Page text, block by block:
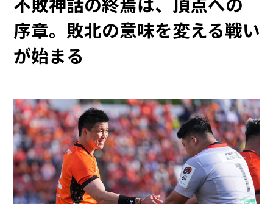
序章。敗北の意味を変える戦い
が始まる